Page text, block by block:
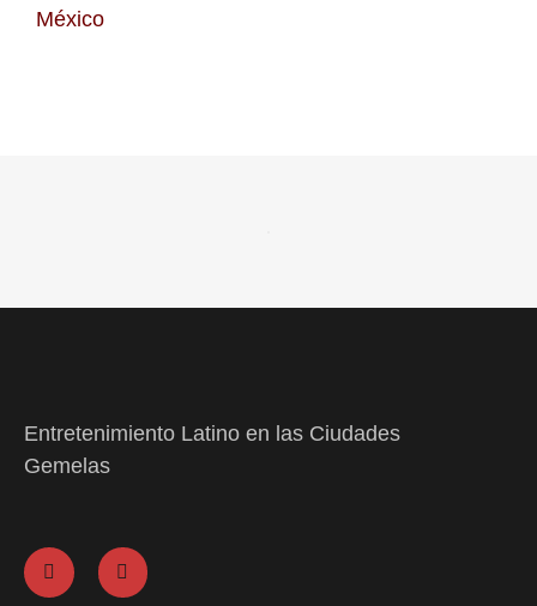
México
Entretenimiento Latino en las Ciudades
Gemelas